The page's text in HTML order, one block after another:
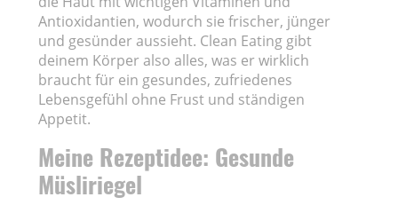
Antioxidantien, wodurch sie frischer, jünger
und gesünder aussieht. Clean Eating gibt
deinem Körper also alles, was er wirklich
braucht für ein gesundes, zufriedenes
Lebensgefühl ohne Frust und ständigen
Appetit.
Meine Rezeptidee: Gesunde
Müsliriegel